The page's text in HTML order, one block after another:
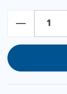
-